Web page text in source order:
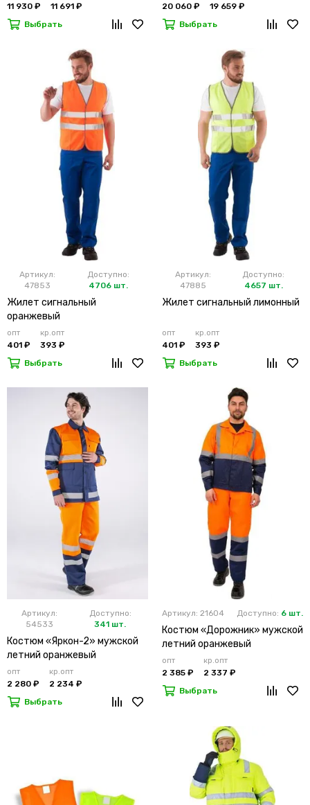
11 930 ₽
11 691 ₽
Выбрать
20 060 ₽
19 659 ₽
Выбрать
Артикул:
47853
Доступно:
4706 шт.
Жилет сигнальный
оранжевый
опт
401 ₽
кр.опт
393 ₽
Выбрать
Артикул:
47885
Доступно:
4657 шт.
Жилет сигнальный лимонный
опт
401 ₽
кр.опт
393 ₽
Выбрать
Артикул:
54533
Доступно:
341 шт.
Костюм «Яркон-2» мужской
летний оранжевый
опт
2 280 ₽
кр.опт
2 234 ₽
Выбрать
Артикул: 21604 Доступно: 6 шт.
Костюм «Дорожник» мужской
летний оранжевый
опт
2 385 ₽
кр.опт
2 337 ₽
Выбрать